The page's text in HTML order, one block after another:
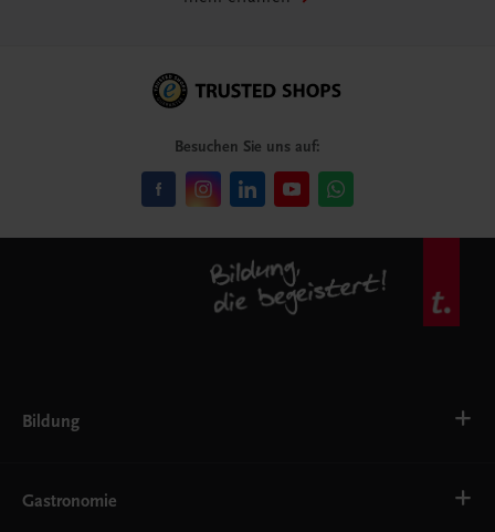
Besuchen Sie uns auf:
Bildung
AHS
Gastronomie